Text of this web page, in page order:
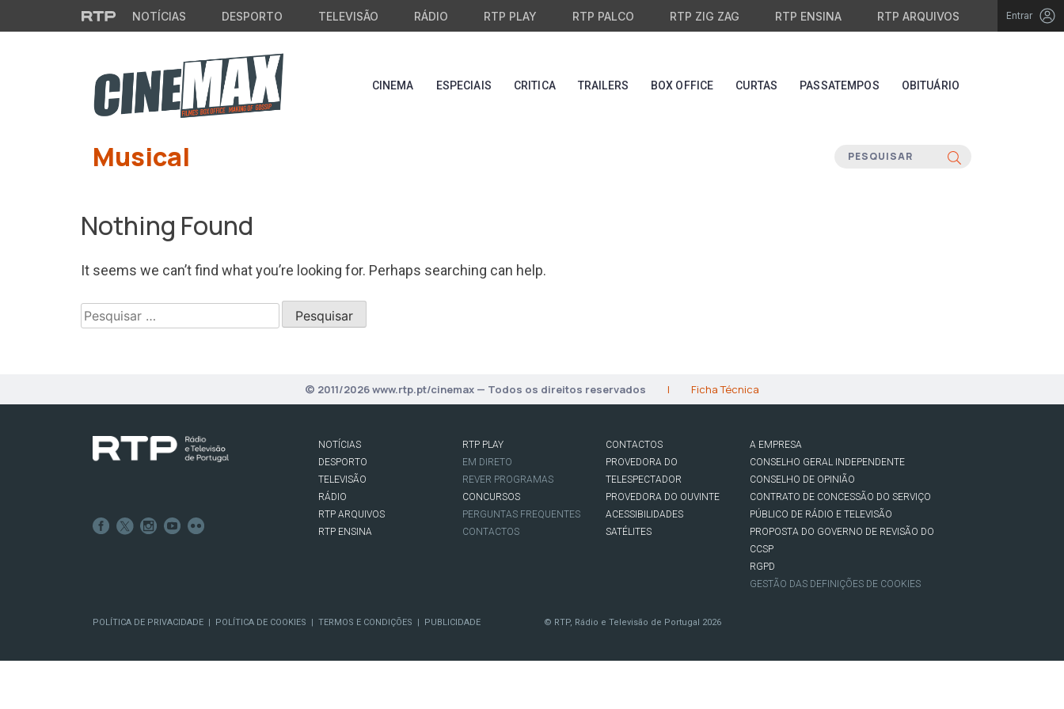
Saltar para o conteúdo principal
NOTÍCIAS DESPORTO TELEVISÃO RÁDIO RTP PLAY RTP PALCO RTP ZIG ZAG RTP ENSINA RTP ARQUIVOS Entrar
CINEMA ESPECIAIS CRITICA TRAILERS BOX OFFICE CURTAS PASSATEMPOS OBITUÁRIO
Musical
Nothing Found
It seems we can’t find what you’re looking for. Perhaps searching can help.
Pesquisar
por:
© 2011/2026 www.rtp.pt/cinemax — Todos os direitos reservados | Ficha Técnica
NOTÍCIAS
DESPORTO
TELEVISÃO
RÁDIO
RTP ARQUIVOS
RTP ENSINA
RTP PLAY
EM DIRETO
REVER PROGRAMAS
CONCURSOS
PERGUNTAS FREQUENTES
CONTACTOS
CONTACTOS
PROVEDORA DO
TELESPECTADOR
PROVEDORA DO OUVINTE
ACESSIBILIDADES
SATÉLITES
A EMPRESA
CONSELHO GERAL INDEPENDENTE
CONSELHO DE OPINIÃO
CONTRATO DE CONCESSÃO DO SERVIÇO
PÚBLICO DE RÁDIO E TELEVISÃO
PROPOSTA DO GOVERNO DE REVISÃO DO
CCSP
RGPD
GESTÃO DAS DEFINIÇÕES DE COOKIES
POLÍTICA DE PRIVACIDADE POLÍTICA DE COOKIES TERMOS E CONDIÇÕES PUBLICIDADE © RTP, Rádio e Televisão de Portugal 2026